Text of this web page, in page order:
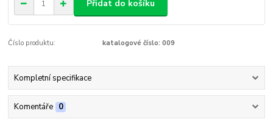
Přidat do košíku
Číslo produktu: katalogové číslo: 009
Kompletní specifikace
Komentáře 0